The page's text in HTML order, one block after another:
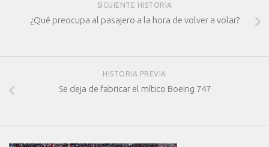
SIGUIENTE HISTORIA
¿Qué preocupa al pasajero a la hora de volver a volar?
HISTORIA PREVIA
Se deja de fabricar el mítico Boeing 747